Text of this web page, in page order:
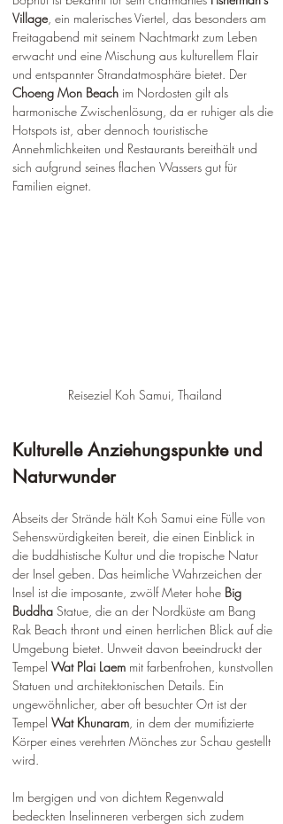
Village, ein malerisches Viertel, das besonders am
Freitagabend mit seinem Nachtmarkt zum Leben
erwacht und eine Mischung aus kulturellem Flair
und entspannter Strandatmosphäre bietet. Der
Choeng Mon Beach im Nordosten gilt als
harmonische Zwischenlösung, da er ruhiger als die
Hotspots ist, aber dennoch touristische
Annehmlichkeiten und Restaurants bereithält und
sich aufgrund seines flachen Wassers gut für
Familien eignet.
Reiseziel Koh Samui, Thailand
Kulturelle Anziehungspunkte und
Naturwunder
Abseits der Strände hält Koh Samui eine Fülle von
Sehenswürdigkeiten bereit, die einen Einblick in
die buddhistische Kultur und die tropische Natur
der Insel geben. Das heimliche Wahrzeichen der
Insel ist die imposante, zwölf Meter hohe Big
Buddha Statue, die an der Nordküste am Bang
Rak Beach thront und einen herrlichen Blick auf die
Umgebung bietet. Unweit davon beeindruckt der
Tempel Wat Plai Laem mit farbenfrohen, kunstvollen
Statuen und architektonischen Details. Ein
ungewöhnlicher, aber oft besuchter Ort ist der
Tempel Wat Khunaram, in dem der mumifizierte
Körper eines verehrten Mönches zur Schau gestellt
wird.
Im bergigen und von dichtem Regenwald
bedeckten Inselinneren verbergen sich zudem